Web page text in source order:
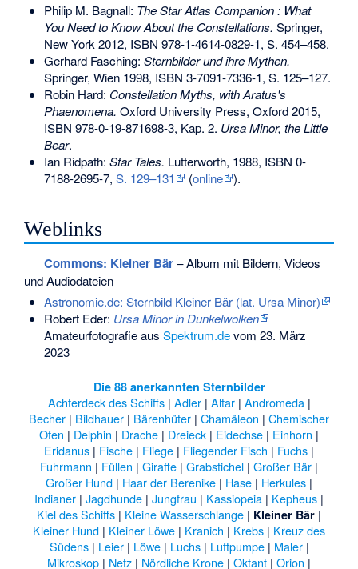
Philip M. Bagnall: The Star Atlas Companion : What
You Need to Know About the Constellations. Springer,
New York 2012, ISBN 978-1-4614-0829-1, S. 454–458.
Gerhard Fasching: Sternbilder und ihre Mythen.
Springer, Wien 1998, ISBN 3-7091-7336-1, S. 125–127.
Robin Hard: Constellation Myths, with Aratus's
Phaenomena. Oxford University Press, Oxford 2015,
ISBN 978-0-19-871698-3, Kap. 2. Ursa Minor, the Little
Bear.
Ian Ridpath: Star Tales. Lutterworth, 1988, ISBN 0-
7188-2695-7, S. 129–131 (online ).
Weblinks
Commons: Kleiner Bär– Album mit Bildern, Videos
und Audiodateien
Astronomie.de: Sternbild Kleiner Bär (lat. Ursa Minor)
Robert Eder: Ursa Minor in Dunkelwolken
Amateurfotografie aus Spektrum.devom 23. März
2023
Die 88 anerkannten Sternbilder
Achterdeck des Schiffs| Adler| Altar| Andromeda|
Becher | Bildhauer | Bärenhüter | Chamäleon | Chemischer
Ofen | Delphin | Drache | Dreieck | Eidechse | Einhorn |
Eridanus | Fische | Fliege | Fliegender Fisch | Fuchs |
Fuhrmann | Füllen | Giraffe | Grabstichel | Großer Bär |
Großer Hund | Haar der Berenike | Hase | Herkules |
Indianer | Jagdhunde | Jungfrau | Kassiopeia | Kepheus |
Kiel des Schiffs | Kleine Wasserschlange | Kleiner Bär |
Kleiner Hund | Kleiner Löwe | Kranich | Krebs | Kreuz des
Südens| Leier| Löwe| Luchs| Luftpumpe| Maler|
Mikroskop | Netz | Nördliche Krone | Oktant | Orion |